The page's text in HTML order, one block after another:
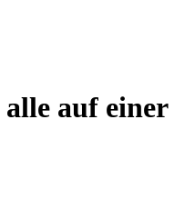
alle auf einer